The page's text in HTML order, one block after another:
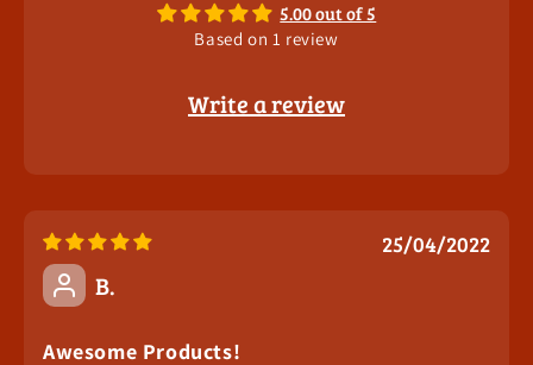
5.00 out of 5
Based on 1 review
Write a review
25/04/2022
B.
Awesome Products!